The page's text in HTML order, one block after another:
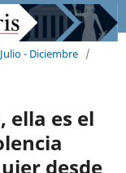
- Diciembre /
ella es el
desde